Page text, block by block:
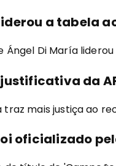
a tabela
Ángel Di María
da
traz mais justiça ao
oficializado